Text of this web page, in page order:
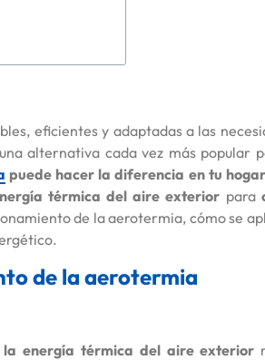
eficientes y adaptadas a las
alternativa cada vez más popular
puede hacer la diferencia en tu
térmica del aire exterior para
de la aerotermia, cómo se
de la aerotermia
energía térmica del aire exterior